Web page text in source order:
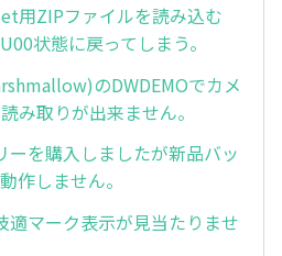
用ZIPファイルを読み込む
状態に戻ってしまう。
のDWDEMOでカメ
み取りが出来ません。
ーを購入しましたが新品バッ
作しません。
適マーク表示が見当たりませ